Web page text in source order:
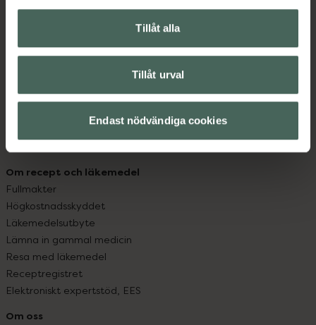
Tillåt alla
Tillåt urval
Endast nödvändiga cookies
Kontakta oss
Hitta apotek
Leverans, betalning och retur
Kundklubb
Köpvillkor
Om recept och läkemedel
Fullmakter
Högkostnadsskyddet
Läkemedelsutbyte
Lämna in gammal medicin
Resa med läkemedel
Receptregistret
Elektroniskt expertstöd, EES
Om oss